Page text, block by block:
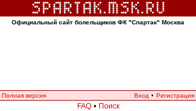
Официальный сайт болельщиков ФК "Спартак" Москва
Полная версия Вход • Регистрация
FAQ • Поиск